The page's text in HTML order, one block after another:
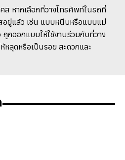
ส หากเลือกที่วางโทรศัพท์ในรถที่
อยู่แล้ว เช่น แบบหนีบหรือแบบแม่
ถูกออกแบบให้ใช้งานร่วมกับที่วาง
หลุดหรือเป็นรอย สะดวกและ